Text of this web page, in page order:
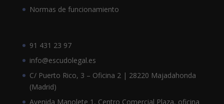
Normas de funcionamiento
91 431 23 97
info@escudolegal.es
C/ Puerto Rico, 3 – Oficina 2 | 28220 Majadahonda
(Madrid)
Avenida Manolete 1, Centro Comercial Plaza, oficina